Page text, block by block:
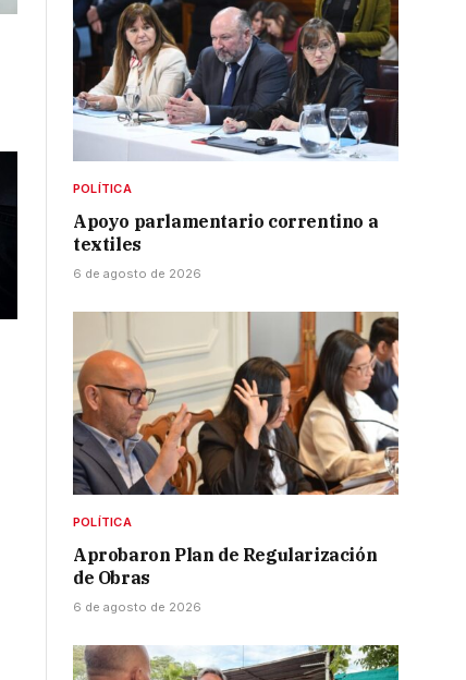
POLÍTICA
Apoyo parlamentario correntino a
textiles
6 de agosto de 2026
POLÍTICA
Aprobaron Plan de Regularización
de Obras
6 de agosto de 2026